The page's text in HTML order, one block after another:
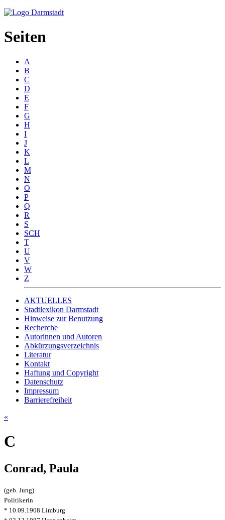
Seiten
A
B
C
D
E
F
G
H
I
J
K
L
M
N
O
P
Q
R
S
SCH
T
U
V
W
Z
AKTUELLES
Stadtlexikon Darmstadt
Hinweise zur Benutzung
Recherche
Autorinnen und Autoren
Abkürzungsverzeichnis
Literatur
Kontakt
Haftung und Copyright
Datenschutz
Impressum
Barrierefreiheit
«
C
Conrad, Paula
(geb. Jung)
Politikerin
* 10.09.1908 Limburg